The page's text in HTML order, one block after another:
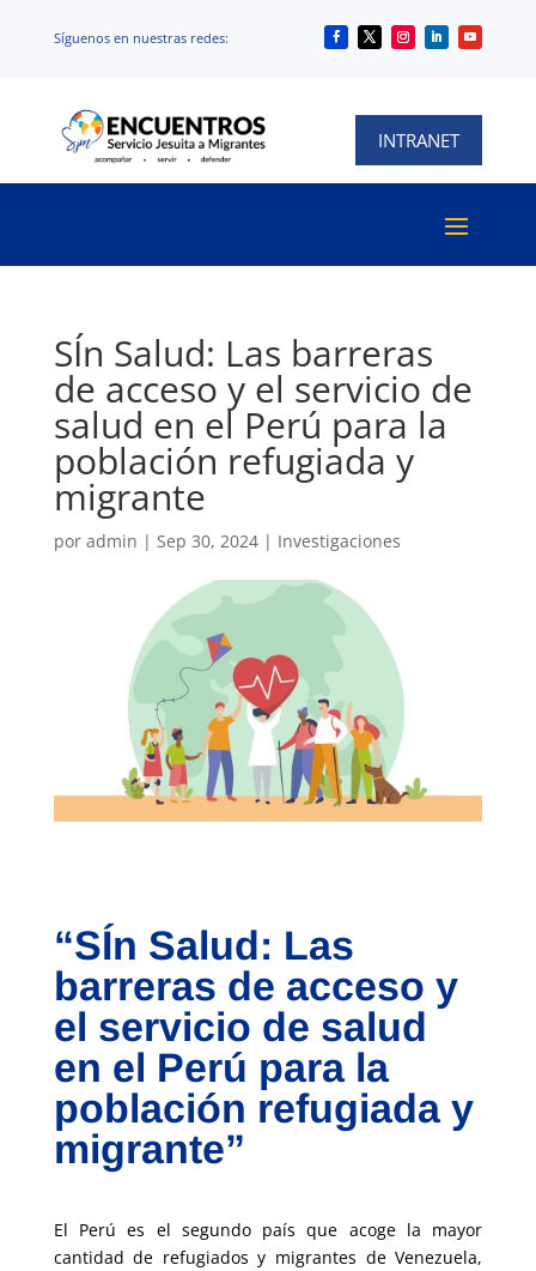
Síguenos en nuestras redes:
Síguenos en nuestras redes:
INTRANET
SÍn Salud: Las barreras
de acceso y el servicio de
salud en el Perú para la
población refugiada y
migrante
por admin | Sep 30, 2024| Investigaciones
“SÍn Salud: Las
barreras de acceso y
el servicio de salud
en el Perú para la
población refugiada y
migrante”
El Perú es el segundo país que acoge la mayor
cantidad de refugiados y migrantes de Venezuela,